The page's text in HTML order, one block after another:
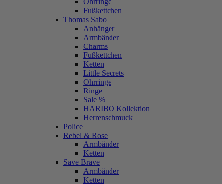
Ohrringe
Fußkettchen
Thomas Sabo
Anhänger
Armbänder
Charms
Fußkettchen
Ketten
Little Secrets
Ohrringe
Ringe
Sale %
HARIBO Kollektion
Herrenschmuck
Police
Rebel & Rose
Armbänder
Ketten
Save Brave
Armbänder
Ketten